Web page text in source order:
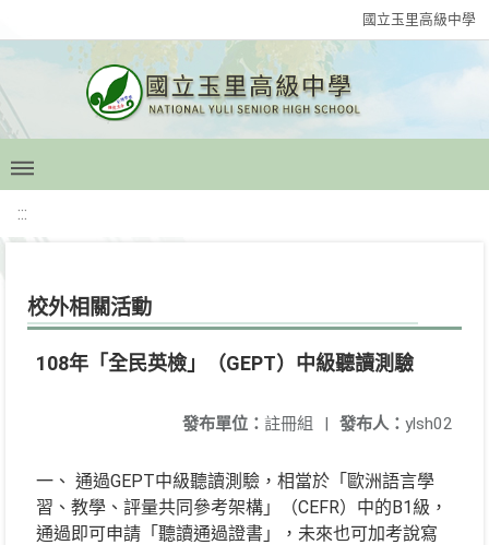
國立玉里高級中學
:::
校外相關活動
108年「全民英檢」（GEPT）中級聽讀測驗
發布人： ylsh02
發布單位： 註冊組 |
一、 通過GEPT中級聽讀測驗，相當於「歐洲語言學
習、教學、評量共同參考架構」（CEFR）中的B1級，
通過即可申請「聽讀通過證書」，未來也可加考說寫